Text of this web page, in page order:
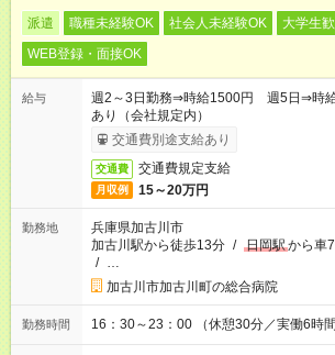
派遣 職種未経験OK 社会人未経験OK 大学生
WEB登録・面接OK
給与
週2～3日勤務⇒時給1500円 週5日⇒時
あり（会社規定内）
交通費別途支給あり
交通費 交通費規定支給
月収例 15～20万円
勤務地
兵庫県加古川市
加古川駅から徒歩13分 / 日岡駅から車
/ …
加古川市加古川町の総合病院
勤務時間 16：30～23：00 （休憩30分／実働6時間